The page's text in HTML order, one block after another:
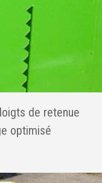
de retenue
optimisé